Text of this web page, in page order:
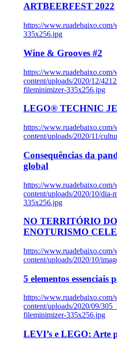
ARTBEERFEST 2022
https://
335x256.jpg
Wine & Grooves #2
https://www.ruadebaixo.com/
content/uploads/2020/12/
fileminimizer-335x256.jpg
LEGO® TECHNIC
https://www.ruadebaixo.com/
content/uploads/2020/11/
Consequências da
global
https://www.ruadebaixo.com/
content/uploads/2020/10/dia-
335x256.jpg
NO TERRITÓRIO
ENOTURISMO
https://www.ruadebaixo.com/
content/uploads/2020/10/
5 elementos essenciais
https://www.ruadebaixo.com/
content/uploads/2020/09/
fileminimizer-335x256.jpg
LEVI’s e LEGO: Arte